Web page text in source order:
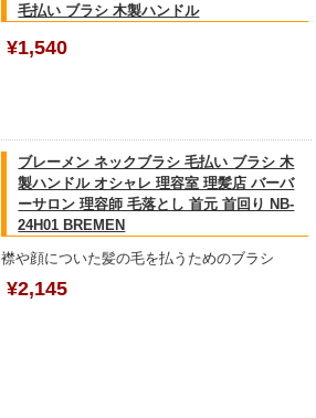
毛払い ブラシ 木製ハンドル
¥1,540
ブレーメン ネックブラシ 毛払い ブラシ 木
製ハンドル オシャレ 理容室 理髪店 バーバ
ーサロン 理容師 毛落とし 首元 首回り NB-
24H01 BREMEN
襟や顔についた髪の毛を払うためのブラシ
¥2,145